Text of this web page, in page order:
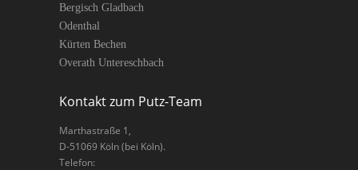
Bergisch Gladbach
Odenthal
Kürten Bechen
Overath Untereschbach
Kontakt zum Putz-Team
Marthastraße 1 ,
D-51069 Köln(bei Köln).
Telefon: